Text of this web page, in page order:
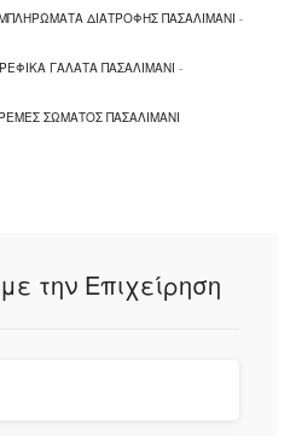
ΔΙΑΤΡΟΦΗΣ ΠΑΣΑΛΙΜΑΝΙ -
ΓΑΛΑΤΑ ΠΑΣΑΛΙΜΑΝΙ -
ΣΩΜΑΤΟΣ ΠΑΣΑΛΙΜΑΝΙ
την Επιχείρηση